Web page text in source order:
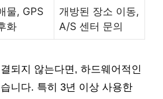
물, GPS
화
개방된 장소 이동,
A/S 센터 문의
되지 않는다면, 하드웨어적인
니다. 특히 3년 이상 사용한